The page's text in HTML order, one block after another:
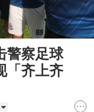
警察足球
「齐上齐